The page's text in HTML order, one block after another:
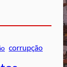
corrupção